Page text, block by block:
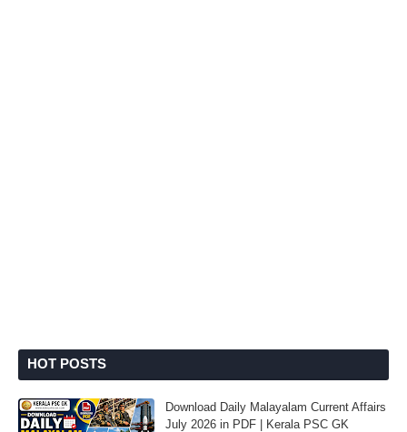
HOT POSTS
Download Daily Malayalam Current Affairs
July 2026 in PDF | Kerala PSC GK